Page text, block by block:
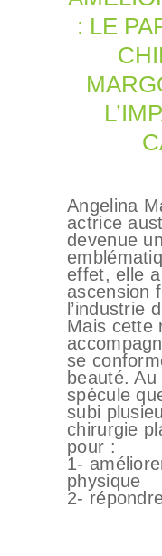
: LE
Angelina
actrice
devenue
effet, elle
ascension
l’industrie
Mais cette
se
beauté.
spécule
subi
chirurgie
pour :
1-
physique
2-